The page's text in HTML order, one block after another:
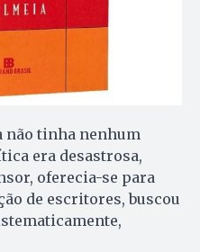
não tinha nenhum
era desastrosa,
oferecia-se para
de escritores, buscou